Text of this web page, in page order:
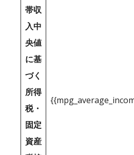
帯収
入中
央値
に基
づく
所得
税・
固定
資産